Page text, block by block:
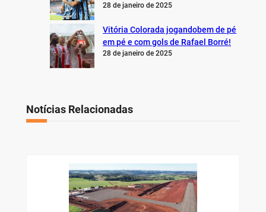
28 de janeiro de 2025
Vitória Colorada jogandobem de pé
em pé e com gols de Rafael Borré!
28 de janeiro de 2025
Notícias Relacionadas